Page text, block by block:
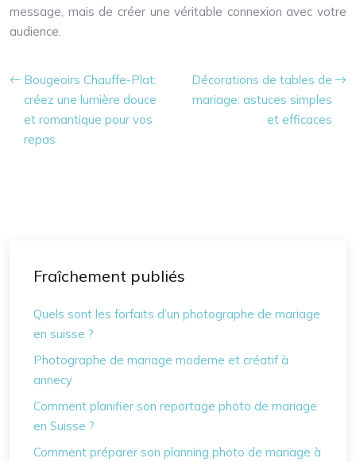
message, mais de créer une véritable connexion avec votre
audience.
Bougeoirs Chauffe-Plat:
créez une lumière douce
et romantique pour vos
repas
Décorations de tables de
mariage: astuces simples
et efficaces
Fraîchement publiés
Quels sont les forfaits d’un photographe de mariage
en suisse ?
Photographe de mariage moderne et créatif à
annecy
Comment planifier son reportage photo de mariage
en Suisse ?
Comment préparer son planning photo de mariage à